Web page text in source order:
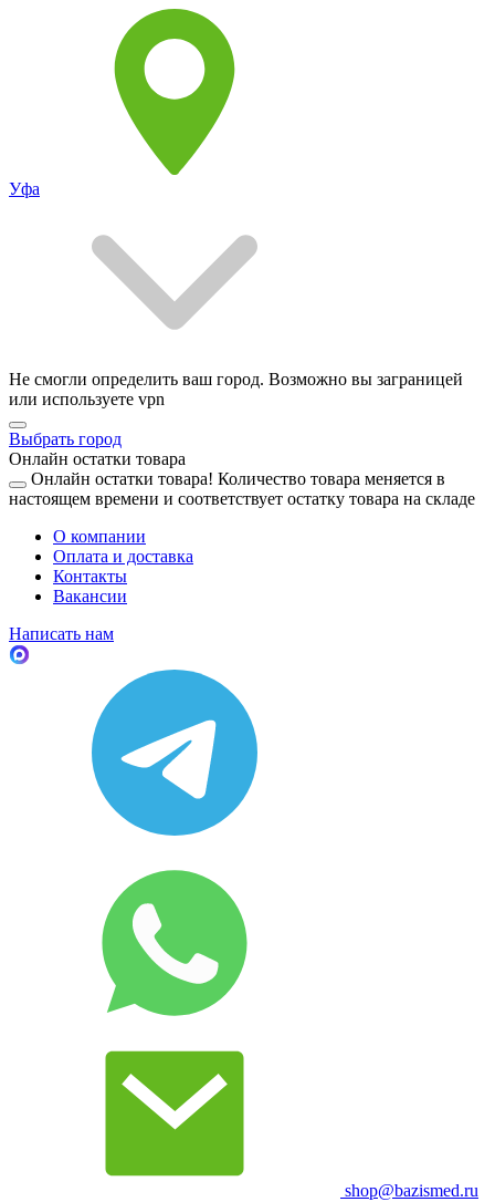
Уфа
Не смогли определить ваш город. Возможно вы заграницей
или используете vpn
Выбрать город
Онлайн остатки товара
Онлайн остатки товара! Количество товара меняется в
настоящем времени и соответствует остатку товара на складе
О компании
Оплата и доставка
Контакты
Вакансии
Написать нам
shop@bazismed.ru